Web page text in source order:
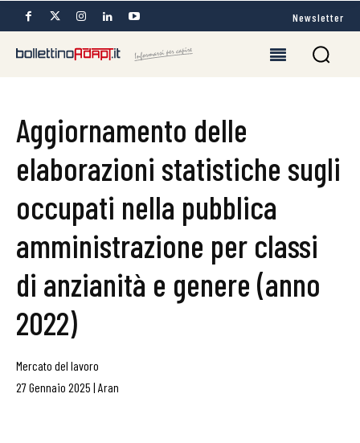
Newsletter
Aggiornamento delle
elaborazioni statistiche sugli
occupati nella pubblica
amministrazione per classi
di anzianità e genere (anno
2022)
Mercato del lavoro
27 Gennaio 2025 | Aran